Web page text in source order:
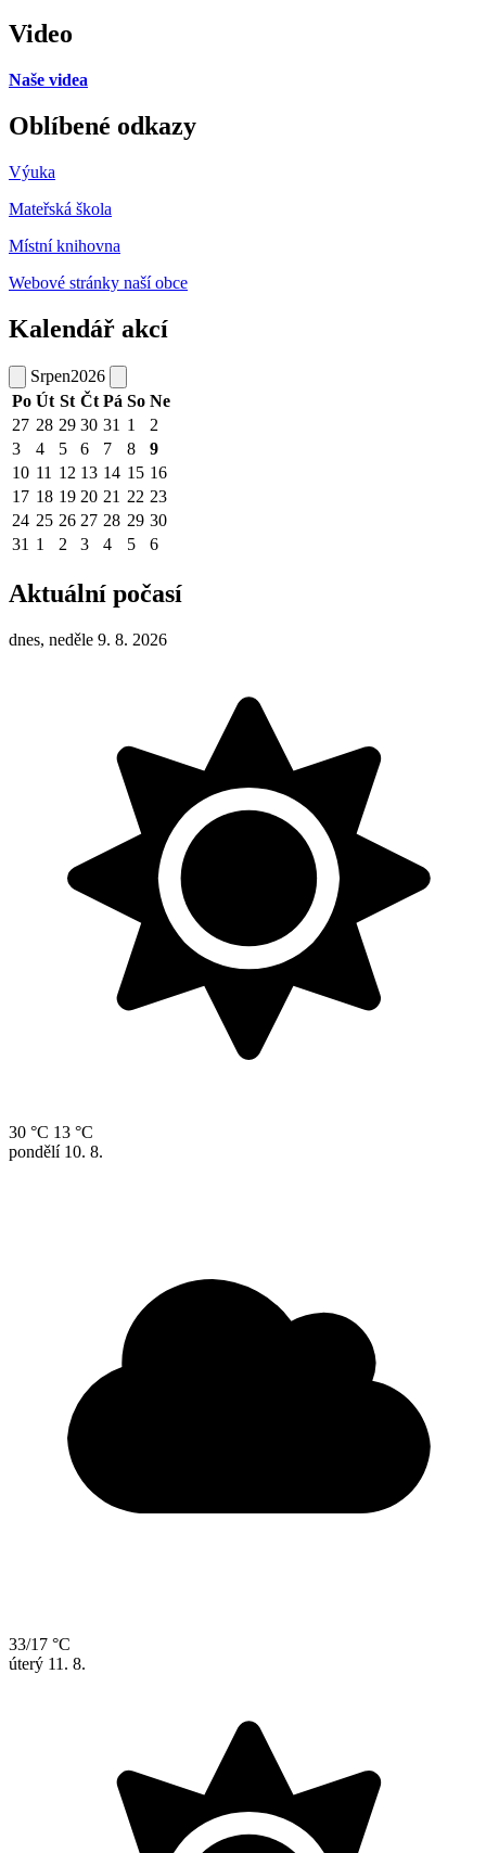
Video
Naše videa
Oblíbené odkazy
Výuka
Mateřská škola
Místní knihovna
Webové stránky naší obce
Kalendář akcí
Srpen2026
Po Út St Čt Pá So Ne
27 28 29 30 31 1
2
3
4 5 6 7 8
9
10 11 12 13 14 15 16
17 18 19 20 21 22 23
24 25 26 27 28 29 30
31 1 2 3 4 5 6
Aktuální počasí
dnes, neděle 9. 8. 2026
30 °C 13 °C
pondělí 10. 8.
33/17 °C
úterý 11. 8.